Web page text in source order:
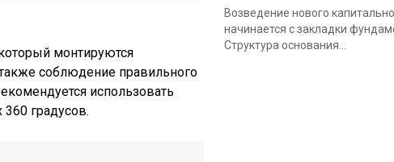
монтируются
соблюдение правильного
использовать
градусов.
Возведение нового
начинается с закладки
Структура основания...